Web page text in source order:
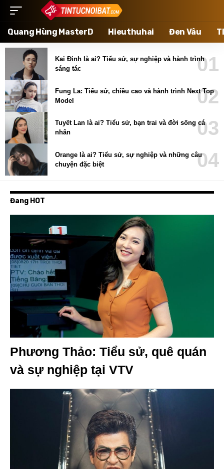
Quang Hùng MasterD Hieuthuhai Đen Vâu
Kai Đinh là ai? Tiểu sử, sự nghiệp và hành trình
sáng tác
Fung La: Tiểu sử, chiều cao và hành trình Next Top
Model
Tuyết Lan là ai? Tiểu sử, bạn trai và đời sống cá
nhân
Orange là ai? Tiểu sử, sự nghiệp và những câu
chuyện đặc biệt
Đang HOT
Phương Thảo: Tiểu sử, quê quán
và sự nghiệp tại VTV